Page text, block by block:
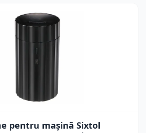
pentru mașină Sixtol